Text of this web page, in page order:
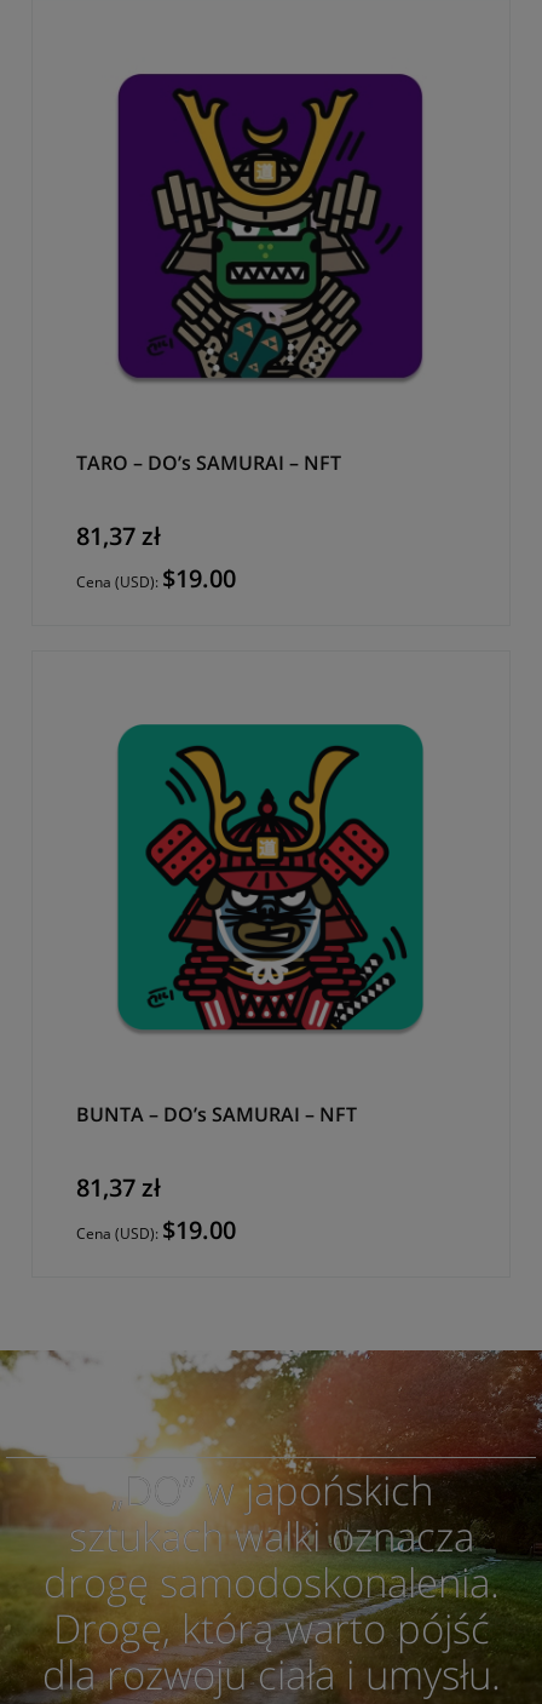
TARO – DO’s SAMURAI – NFT
81,37 zł
Cena (USD): $19.00
BUNTA – DO’s SAMURAI – NFT
81,37 zł
Cena (USD): $19.00
„DO” w japońskich
sztukach walki oznacza
drogę samodoskonalenia.
Drogę, którą warto pójść
dla rozwoju ciała i umysłu.